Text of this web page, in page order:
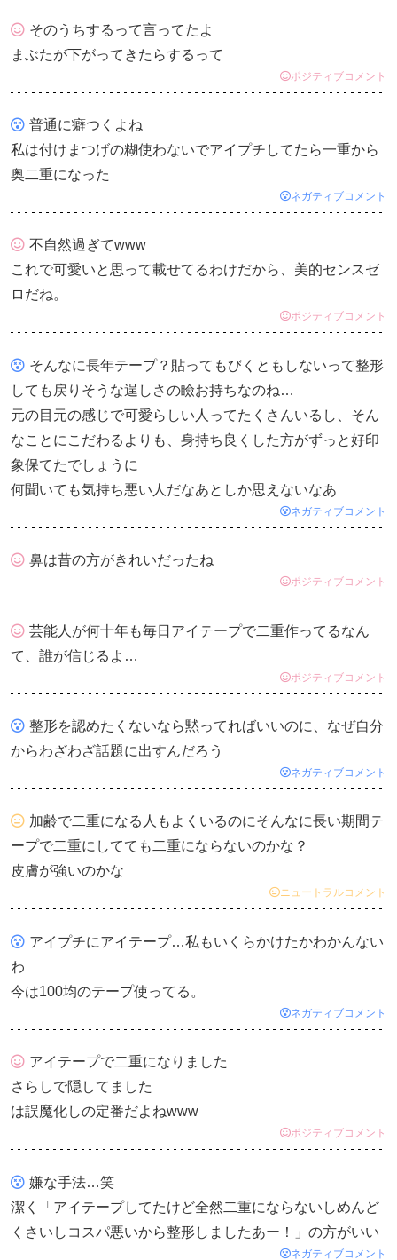
そのうちするって言ってたよ
まぶたが下がってきたらするって
ポジティブコメント
普通に癖つくよね
私は付けまつげの糊使わないでアイプチしてたら一重から
奥二重になった
ネガティブコメント
不自然過ぎてwww
これで可愛いと思って載せてるわけだから、美的センスゼ
ロだね。
ポジティブコメント
そんなに長年テープ？貼ってもびくともしないって整形
しても戻りそうな逞しさの瞼お持ちなのね…
元の目元の感じで可愛らしい人ってたくさんいるし、そん
なことにこだわるよりも、身持ち良くした方がずっと好印
象保てたでしょうに
何聞いても気持ち悪い人だなあとしか思えないなあ
ネガティブコメント
鼻は昔の方がきれいだったね
ポジティブコメント
芸能人が何十年も毎日アイテープで二重作ってるなん
て、誰が信じるよ…
ポジティブコメント
整形を認めたくないなら黙ってればいいのに、なぜ自分
からわざわざ話題に出すんだろう
ネガティブコメント
加齢で二重になる人もよくいるのにそんなに長い期間テ
ープで二重にしてても二重にならないのかな？
皮膚が強いのかな
ニュートラルコメント
アイプチにアイテープ…私もいくらかけたかわかんない
わ
今は100均のテープ使ってる。
ネガティブコメント
アイテープで二重になりました
さらしで隠してました
は誤魔化しの定番だよねwww
ポジティブコメント
嫌な手法…笑
潔く「アイテープしてたけど全然二重にならないしめんど
くさいしコスパ悪いから整形しましたあー！」の方がいい
ネガティブコメント